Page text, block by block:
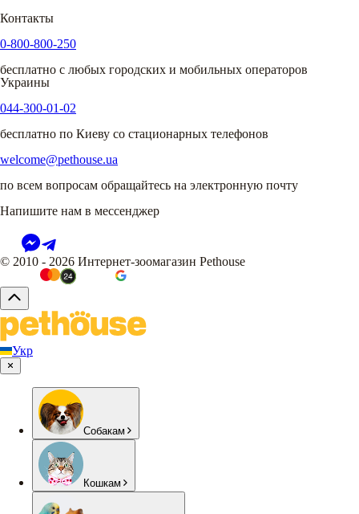
Контакты
0-800-800-250
бесплатно с любых городских и мобильных операторов
Украины
044-300-01-02
бесплатно по Киеву со стационарных телефонов
welcome@pethouse.ua
по всем вопросам обращайтесь на электронную почту
Напишите нам в мессенджер
© 2010 - 2026 Интернет-зоомагазин Pethouse
Укр
Собакам
Кошкам